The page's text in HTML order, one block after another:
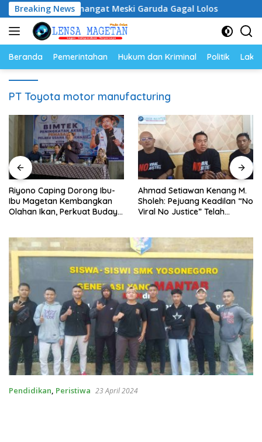
Langsung
ke
konten
Breaking News
Semangat Meski Garuda Gagal Lolos Riyono
Beranda Pemerintahan Hukum dan Kriminal Politik
PT Toyota motor manufacturing
Riyono Caping Dorong Ibu-
Ibu Magetan Kembangkan
Olahan Ikan, Perkuat Budaya
Ahmad Setiawan Kenang M.
Sholeh: Pejuang Keadilan “No
Viral No Justice” Telah
Pendidikan, Peristiwa 23 April 2024